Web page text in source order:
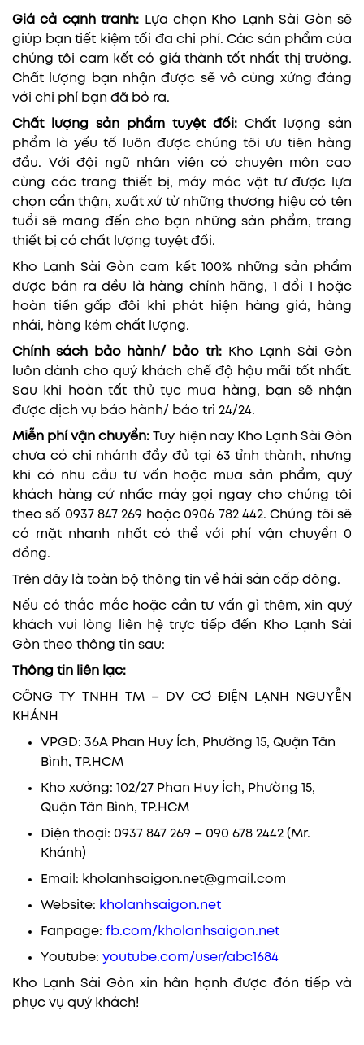
Giá cả cạnh tranh:
Lựa chọn Kho Lạnh Sài Gòn sẽ
giúp bạn tiết kiệm tối đa chi phí. Các sản phẩm của
chúng tôi cam kết có giá thành tốt nhất thị trường.
Chất lượng bạn nhận được sẽ vô cùng xứng đáng
với chi phí bạn đã bỏ ra.
Chất lượng sản phẩm tuyệt đối: Chất lượng sản
phẩm là yếu tố luôn được chúng tôi ưu tiên hàng
đầu. Với đội ngũ nhân viên có chuyên môn cao
cùng các trang thiết bị, máy móc vật tư được lựa
chọn cẩn thận, xuất xứ từ những thương hiệu có tên
tuổi sẽ mang đến cho bạn những sản phẩm, trang
thiết bị có chất lượng tuyệt đối.
Kho Lạnh Sài Gòn cam kết 100% những sản phẩm
được bán ra đều là hàng chính hãng, 1 đổi 1 hoặc
hoàn tiền gấp đôi khi phát hiện hàng giả, hàng
nhái, hàng kém chất lượng.
Chính sách bảo hành/ bảo trì:Kho Lạnh Sài Gòn
luôn dành cho quý khách chế độ hậu mãi tốt nhất.
Sau khi hoàn tất thủ tục mua hàng, bạn sẽ nhận
được dịch vụ bảo hành/ bảo trì 24/24.
Miễn phí vận chuyển:Tuy hiện nay Kho Lạnh Sài Gòn
chưa có chi nhánh đầy đủ tại 63 tỉnh thành, nhưng
khi có nhu cầu tư vấn hoặc mua sản phẩm, quý
khách hàng cứ nhấc máy gọi ngay cho chúng tôi
theo số 0937 847 269 hoặc 0906 782 442. Chúng tôi sẽ
có mặt nhanh nhất có thể với phí vận chuyển 0
đồng.
Trên đây là toàn bộ thông tin về hải sản cấp đông.
Nếu có thắc mắc hoặc cần tư vấn gì thêm, xin quý
khách vui lòng liên hệ trực tiếp đến Kho Lạnh Sài
Gòn theo thông tin sau:
Thông tin liên lạc:
CÔNG TY TNHH TM – DV CƠ ĐIỆN LẠNH NGUYỄN
KHÁNH
VPGD: 36A Phan Huy Ích, Phường 15, Quận Tân
Bình, TP.HCM
Kho xưởng: 102/27 Phan Huy Ích, Phường 15,
Quận Tân Bình, TP.HCM
Điện thoại: 0937 847 269 – 090 678 2442 (Mr.
Khánh)
Email: kholanhsaigon.net@gmail.com
Website: kholanhsaigon.net
Fanpage: fb.com/kholanhsaigon.net
Youtube: youtube.com/user/abc1684
Kho Lạnh Sài Gòn xin hân hạnh được đón tiếp và
phục vụ quý khách!